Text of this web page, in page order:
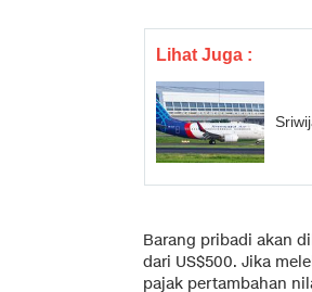
Lihat Juga :
Barang pribadi akan
dari US$500. Jika
pajak pertambahan